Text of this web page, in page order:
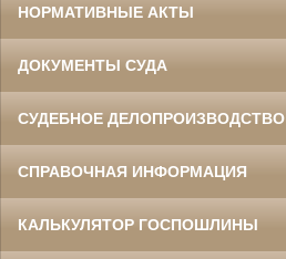
НОРМАТИВНЫЕ АКТЫ
ДОКУМЕНТЫ СУДА
СУДЕБНОЕ ДЕЛОПРОИЗВОДСТВО
СПРАВОЧНАЯ ИНФОРМАЦИЯ
КАЛЬКУЛЯТОР ГОСПОШЛИНЫ